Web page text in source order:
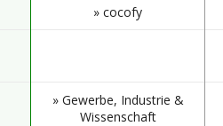
» cocofy
» Gewerbe, Industrie &
Wissenschaft